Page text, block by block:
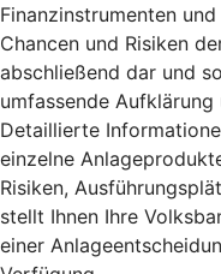
Finanzinstrumenten
Chancen und Risiken
abschließend dar und
umfassende
Detaillierte
einzelne
Risiken,
stellt Ihnen Ihre
einer